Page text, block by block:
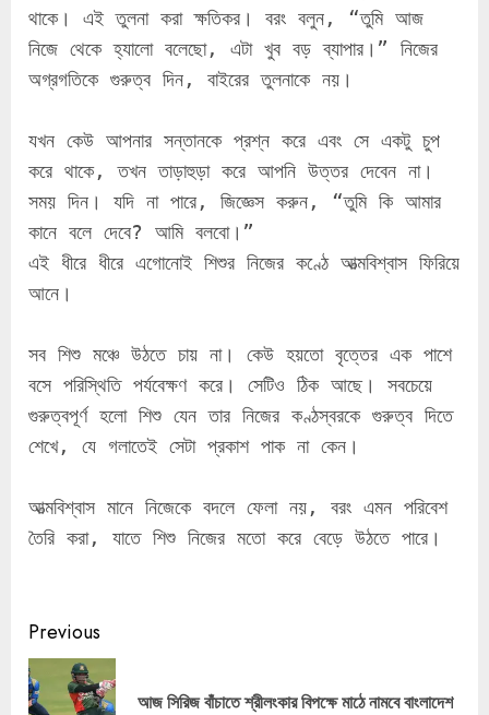
থাকে। এই তুলনা করা ক্ষতিকর। বরং বলুন, “তুমি আজ
নিজে থেকে হ্যালো বলেছো, এটা খুব বড় ব্যাপার।” নিজের
অগ্রগতিকে গুরুত্ব দিন, বাইরের তুলনাকে নয়।
যখন কেউ আপনার সন্তানকে প্রশ্ন করে এবং সে একটু চুপ
করে থাকে, তখন তাড়াহুড়া করে আপনি উত্তর দেবেন না।
সময় দিন। যদি না পারে, জিজ্ঞেস করুন, “তুমি কি আমার
কানে বলে দেবে? আমি বলবো।”
এই ধীরে ধীরে এগোনোই শিশুর নিজের কণ্ঠে আত্মবিশ্বাস ফিরিয়ে
আনে।
সব শিশু মঞ্চে উঠতে চায় না। কেউ হয়তো বৃত্তের এক পাশে
বসে পরিস্থিতি পর্যবেক্ষণ করে। সেটিও ঠিক আছে। সবচেয়ে
গুরুত্বপূর্ণ হলো শিশু যেন তার নিজের কণ্ঠস্বরকে গুরুত্ব দিতে
শেখে, যে গলাতেই সেটা প্রকাশ পাক না কেন।
আত্মবিশ্বাস মানে নিজেকে বদলে ফেলা নয়, বরং এমন পরিবেশ
তৈরি করা, যাতে শিশু নিজের মতো করে বেড়ে উঠতে পারে।
Continue
Reading
Previous
আজ সিরিজ বাঁচাতে শ্রীলংকার বিপক্ষে মাঠে নামবে বাংলাদেশ